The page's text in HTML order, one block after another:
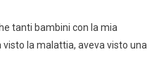
tanti bambini con la mia
la malattia, aveva visto una